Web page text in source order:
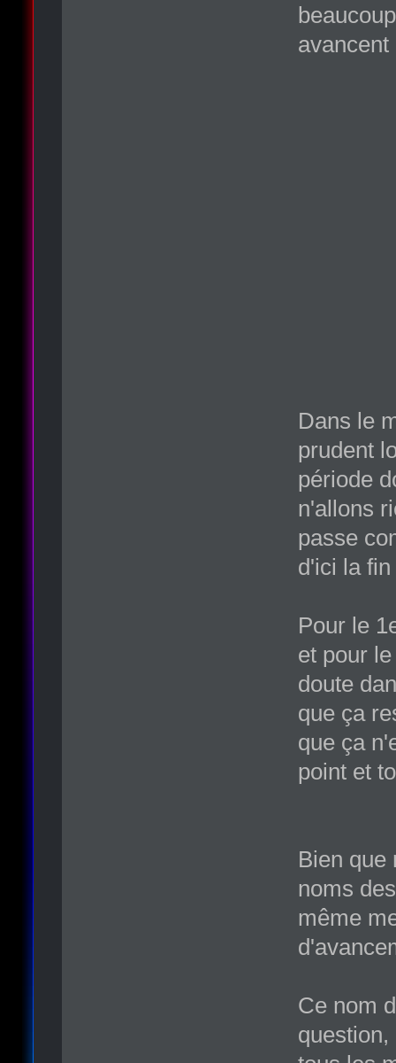
avancent
Dans le
prudent
période
n'allons
passe
d'ici la
Pour le
et pour
doute
que ça
que ça
point et
Bien que
noms
même
Ce nom